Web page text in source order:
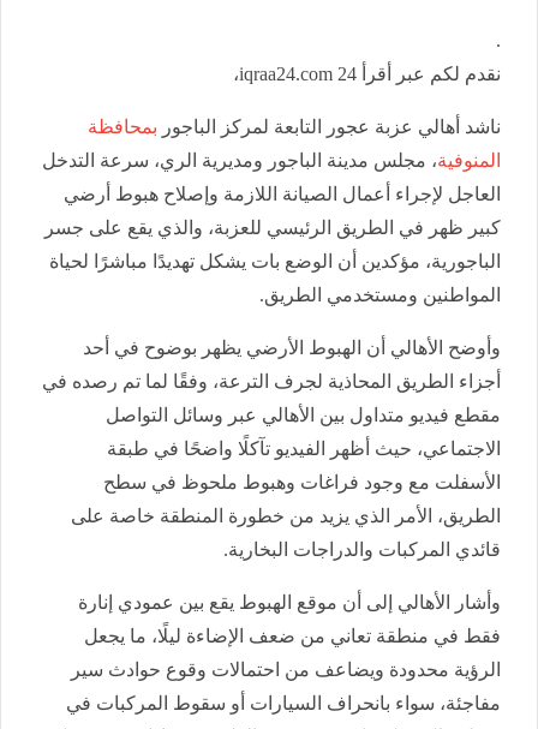
.
نقدم لكم عبر أقرأ 24 iqraa24.com،
ناشد أهالي عزبة عجور التابعة لمركز الباجور بمحافظة
المنوفية، مجلس مدينة الباجور ومديرية الري، سرعة التدخل
العاجل لإجراء أعمال الصيانة اللازمة وإصلاح هبوط أرضي
كبير ظهر في الطريق الرئيسي للعزبة، والذي يقع على جسر
الباجورية، مؤكدين أن الوضع بات يشكل تهديدًا مباشرًا لحياة
المواطنين ومستخدمي الطريق.
وأوضح الأهالي أن الهبوط الأرضي يظهر بوضوح في أحد
أجزاء الطريق المحاذية لجرف الترعة، وفقًا لما تم رصده في
مقطع فيديو متداول بين الأهالي عبر وسائل التواصل
الاجتماعي، حيث أظهر الفيديو تآكلًا واضحًا في طبقة
الأسفلت مع وجود فراغات وهبوط ملحوظ في سطح
الطريق، الأمر الذي يزيد من خطورة المنطقة خاصة على
قائدي المركبات والدراجات البخارية.
وأشار الأهالي إلى أن موقع الهبوط يقع بين عمودي إنارة
فقط في منطقة تعاني من ضعف الإضاءة ليلًا، ما يجعل
الرؤية محدودة ويضاعف من احتمالات وقوع حوادث سير
مفاجئة، سواء بانحراف السيارات أو سقوط المركبات في